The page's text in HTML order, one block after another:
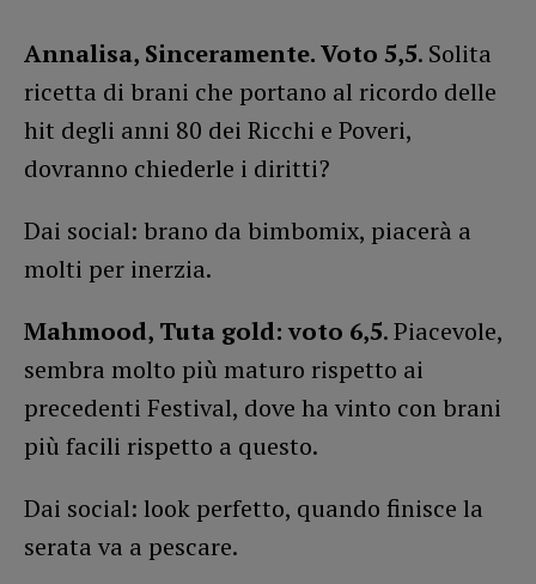
Annalisa, Sinceramente. Voto 5,5. Solita
ricetta di brani che portano al ricordo delle
hit degli anni 80 dei Ricchi e Poveri,
dovranno chiederle i diritti?
Dai social: brano da bimbomix, piacerà a
molti per inerzia.
Mahmood, Tuta gold: voto 6,5. Piacevole,
sembra molto più maturo rispetto ai
precedenti Festival, dove ha vinto con brani
più facili rispetto a questo.
Dai social: look perfetto, quando finisce la
serata va a pescare.